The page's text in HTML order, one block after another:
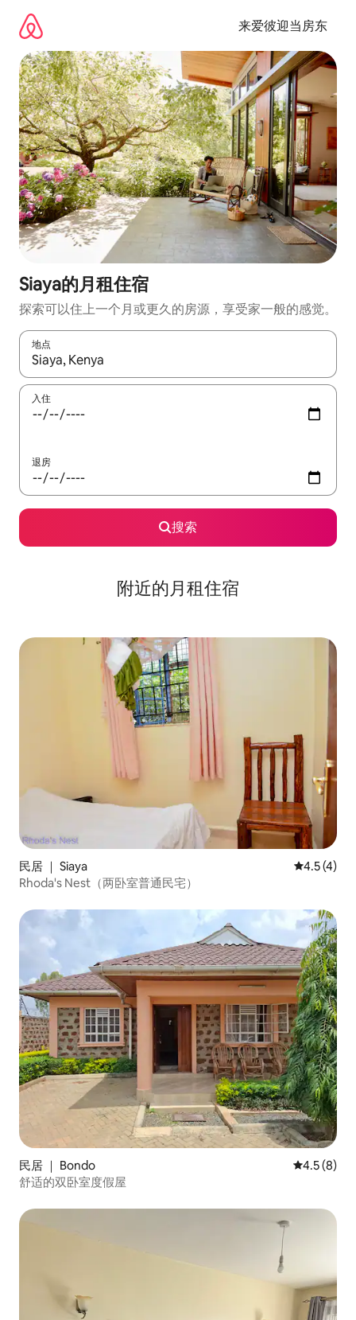
来爱彼迎当房东
Siaya的月租住宿
探索可以住上一个月或更久的房源，享受家一般的感觉。
地点
如有搜索结果，请使用上下方向键查看，或通过点击或滑动手势
入住
退房
搜索
附近的月租住宿
民居 ｜ Siaya 平均评分
4.5 (4)
Rhoda's Nest（两卧室普通民宅）
民居 ｜ Bondo 平均评分
4.5 (8)
舒适的双卧室度假屋